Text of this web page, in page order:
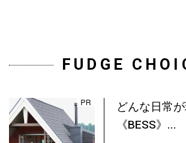
FUDGE
どんな日常
《BESS》...